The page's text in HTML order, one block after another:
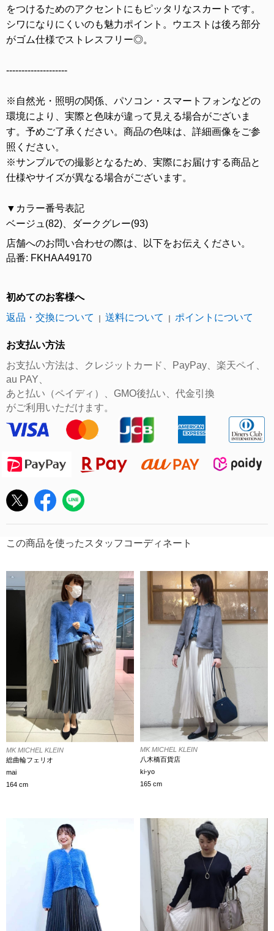
をつけるためのアクセントにもピッタリなスカートです。
シワになりにくいのも魅力ポイント。ウエストは後ろ部分
がゴム仕様でストレスフリー◎。
--------------------
※自然光・照明の関係、パソコン・スマートフォンなどの
環境により、実際と色味が違って見える場合がございま
す。予めご了承ください。商品の色味は、詳細画像をご参
照ください。
※サンプルでの撮影となるため、実際にお届けする商品と
仕様やサイズが異なる場合がございます。
▼カラー番号表記
ベージュ(82)、ダークグレー(93)
店舗へのお問い合わせの際は、以下をお伝えください。
品番: FKHAA49170
初めてのお客様へ
返品・交換について
送料について ポイントについて
お支払い方法
お支払い方法は、クレジットカード、PayPay、楽天ペイ、
au PAY、
あと払い（ペイディ）、GMO後払い、代金引換
がご利用いただけます。
この商品を使ったスタッフコーディネート
MK MICHEL KLEIN
総曲輪フェリオ
mai
164 cm
MK MICHEL KLEIN
八木橋百貨店
ki-yo
165 cm